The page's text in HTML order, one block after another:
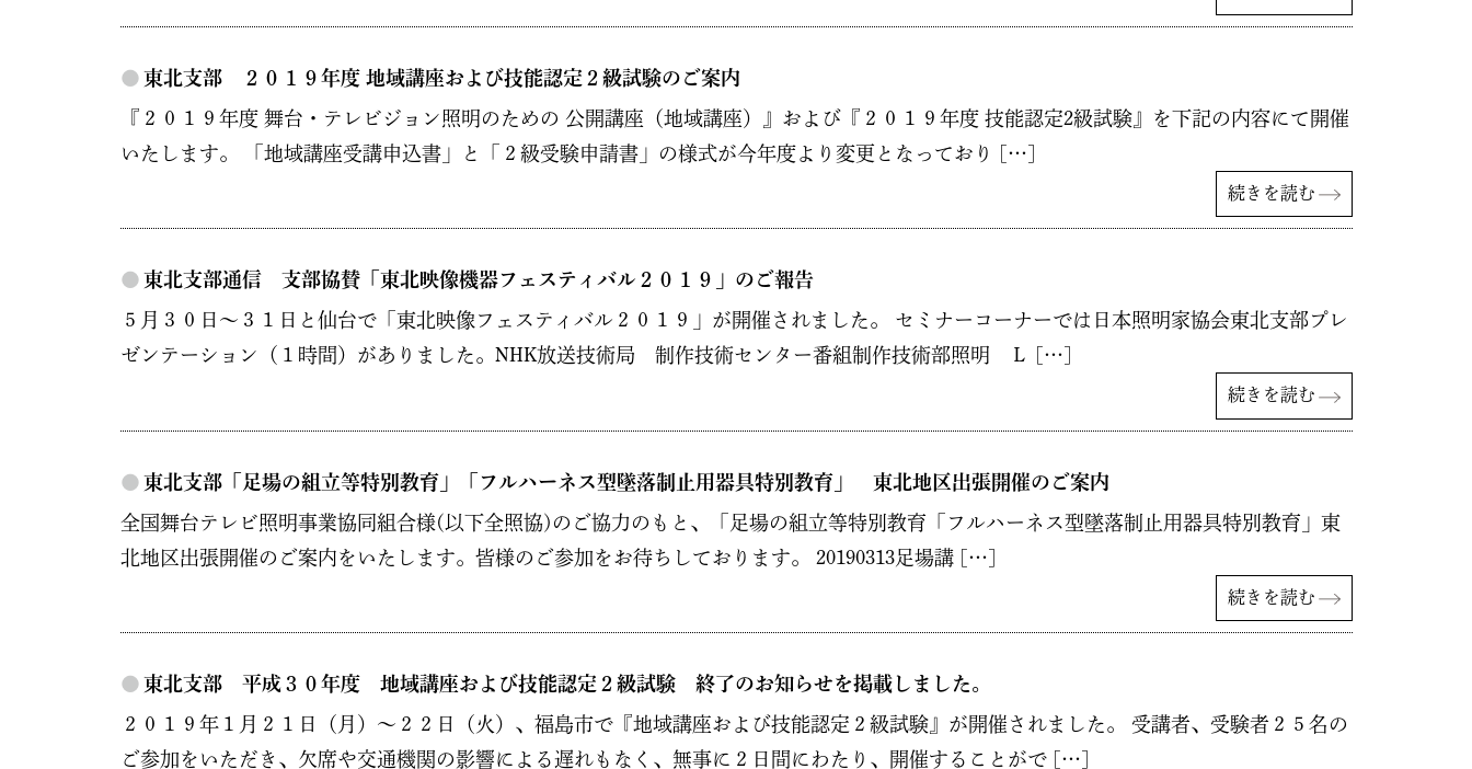
● 東北支部 ２０１９年度 地域講座および技能認定２級試験のご案内
『２０１９年度 舞台・テレビジョン照明のための 公開講座（地域講座）』および『２０１９年度 技能認定2級試験』を下記の内容にて開催
いたします。 「地域講座受講申込書」と「２級受験申請書」の様式が今年度より変更となっており […]
続きを読む
● 東北支部通信 支部協賛「東北映像機器フェスティバル２０１９」のご報告
５月３０日～３１日と仙台で「東北映像フェスティバル２０１９」が開催されました。 セミナーコーナーでは日本照明家協会東北支部プレ
ゼンテーション（１時間）がありました。NHK放送技術局 制作技術センター番組制作技術部照明 Ｌ […]
続きを読む
● 東北支部「足場の組立等特別教育」「フルハーネス型墜落制止用器具特別教育」 東北地区出張開催のご案内
全国舞台テレビ照明事業協同組合様(以下全照協)のご協力のもと、「足場の組立等特別教育「フルハーネス型墜落制止用器具特別教育」東
北地区出張開催のご案内をいたします。皆様のご参加をお待ちしております。 20190313足場講 […]
続きを読む
● 東北支部 平成３０年度 地域講座および技能認定２級試験 終了のお知らせを掲載しました。
２０１９年１月２１日（月）～２２日（火）、福島市で『地域講座および技能認定２級試験』が開催されました。 受講者、受験者２５名の
ご参加をいただき、欠席や交通機関の影響による遅れもなく、無事に２日間にわたり、開催することがで […]